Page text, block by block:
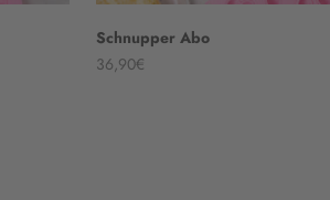
Schnupper Abo
Angebot
36,90€